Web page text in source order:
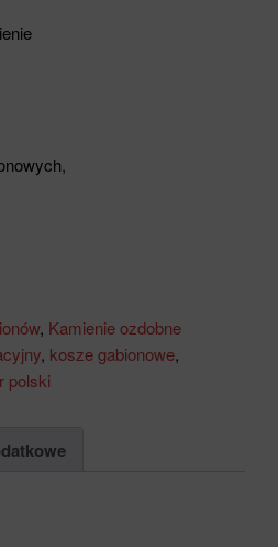
, Kamienie ozdobne
, kosze gabionowe,
polski